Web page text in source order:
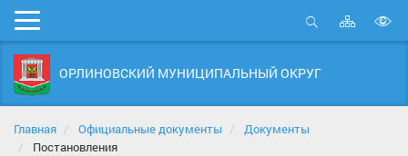
Мобильное
меню
Открыть
Карта
сайта
ОРЛИНОВСКИЙ МУНИЦИПАЛЬНЫЙ ОКРУГ
Главная Официальные документы
Документы
Постановления